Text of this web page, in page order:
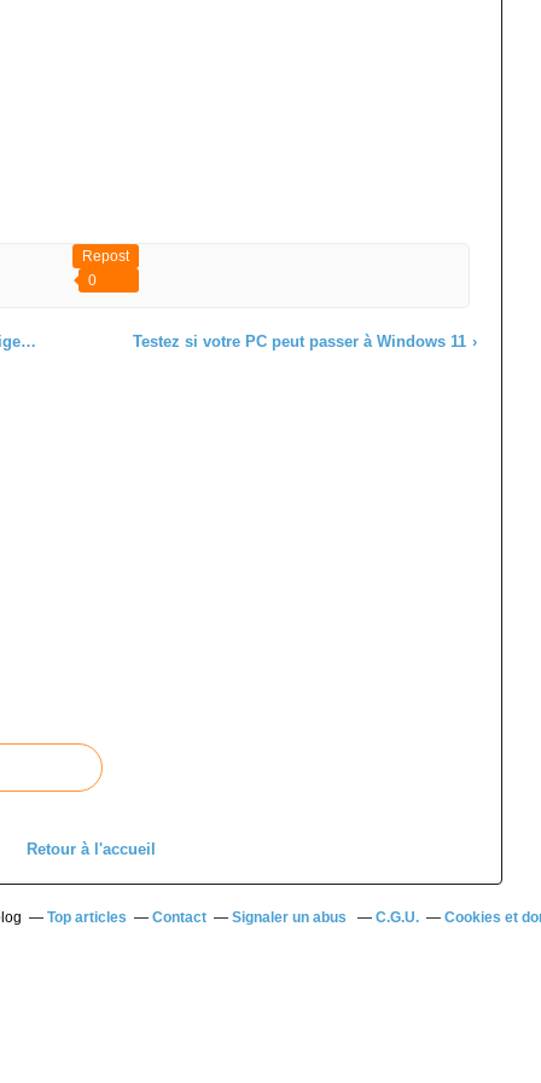
Repost
0
›
Testez si votre PC peut passer à Windows 11
Retour à l'accueil
Top articles Contact Signaler un abus C.G.U. Cookies et